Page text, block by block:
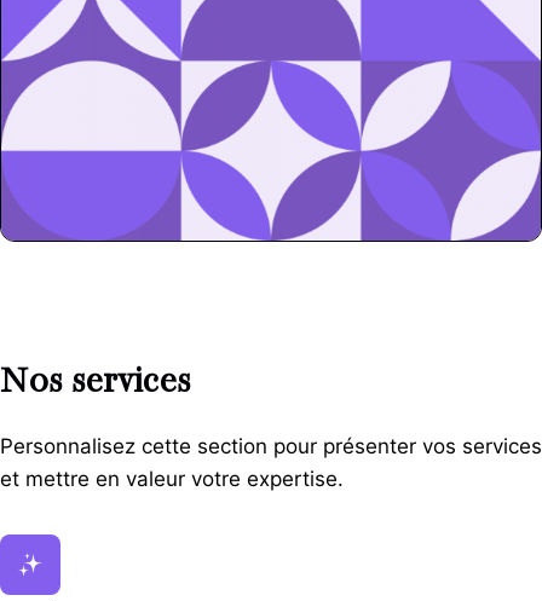
Nos services
Personnalisez cette section pour présenter vos services
et mettre en valeur votre expertise.